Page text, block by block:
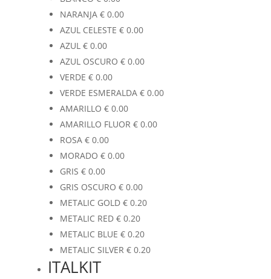
NARANJA €0.00
AZUL CELESTE €0.00
AZUL €0.00
AZUL OSCURO €0.00
VERDE €0.00
VERDE ESMERALDA €0.00
AMARILLO €0.00
AMARILLO FLUOR €0.00
ROSA €0.00
MORADO €0.00
GRIS €0.00
GRIS OSCURO €0.00
METALIC GOLD €0.20
METALIC RED €0.20
METALIC BLUE €0.20
METALIC SILVER €0.20
ITALKIT